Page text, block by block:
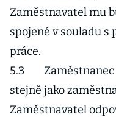
Zaměstnavatel mu
spojené v souladu
práce.
5.3 Zaměstnanec
stejně jako
Zaměstnavatel